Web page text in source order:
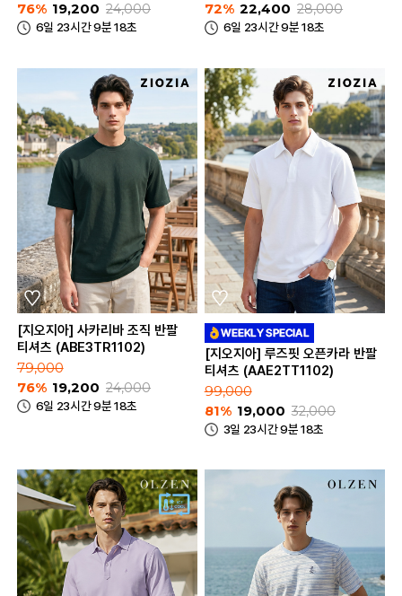
76% 19,200 24,000
6일 23시간 9분 18초
72% 22,400 28,000
6일 23시간 9분 18초
[지오지아] 사카리바 조직 반팔
티셔츠 (ABE3TR1102)
79,000
76% 19,200 24,000
6일 23시간 9분 18초
[지오지아] 루즈핏 오픈카라 반팔
티셔츠 (AAE2TT1102)
99,000
81% 19,000 32,000
3일 23시간 9분 18초